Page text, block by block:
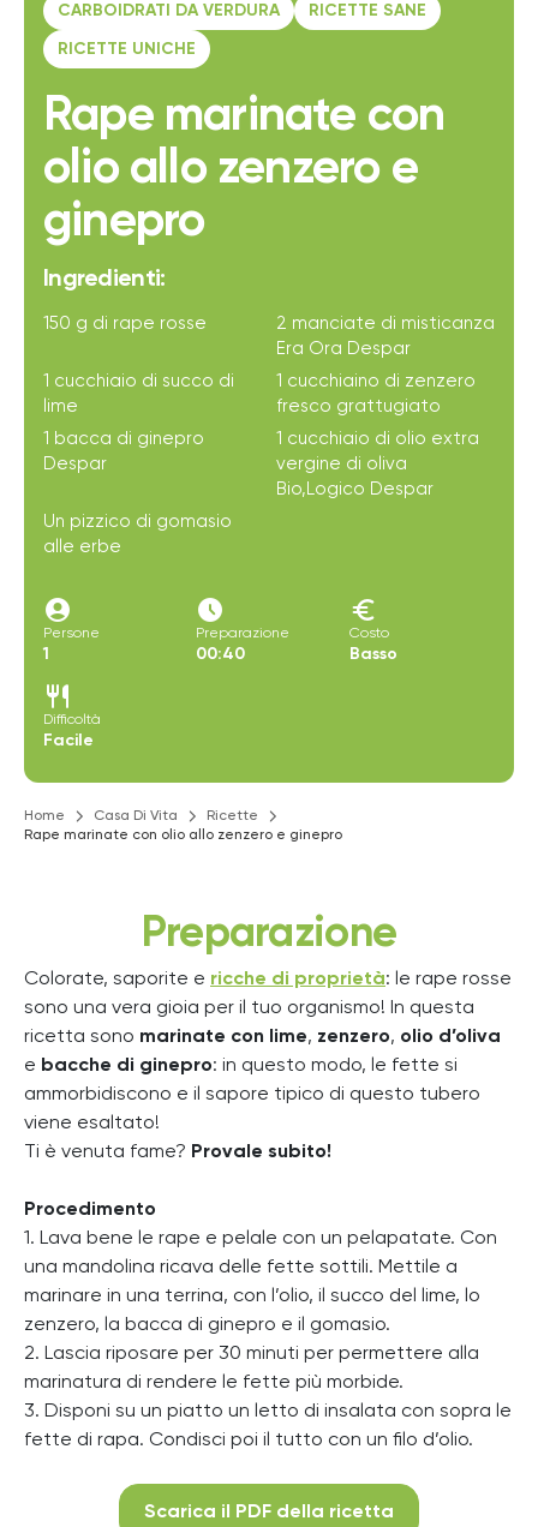
CARBOIDRATI DA VERDURA RICETTE SANE
RICETTE UNICHE
Rape marinate con
olio allo zenzero e
ginepro
Ingredienti:
150 g di rape rosse
2 manciate di misticanza
Era Ora Despar
1 cucchiaio di succo di
lime
1 cucchiaino di zenzero
fresco grattugiato
1 bacca di ginepro
Despar
1 cucchiaio di olio extra
vergine di oliva
Bio,Logico Despar
Un pizzico di gomasio
alle erbe
account_circle
Persone
1
access_time_filled
Preparazione
00:40
euro
Costo
Basso
restaurant
Difficoltà
Facile
Home Casa Di Vita
Ricette
Rape marinate con olio allo zenzero e ginepro
Preparazione
Colorate, saporite e ricche di proprietà: le rape rosse
sono una vera gioia per il tuo organismo! In questa
ricetta sono marinate con lime, zenzero, olio d’oliva
e bacche di ginepro: in questo modo, le fette si
ammorbidiscono e il sapore tipico di questo tubero
viene esaltato!
Ti è venuta fame? Provale subito!
Procedimento
1. Lava bene le rape e pelale con un pelapatate. Con
una mandolina ricava delle fette sottili. Mettile a
marinare in una terrina, con l’olio, il succo del lime, lo
zenzero, la bacca di ginepro e il gomasio.
2. Lascia riposare per 30 minuti per permettere alla
marinatura di rendere le fette più morbide.
3. Disponi su un piatto un letto di insalata con sopra le
fette di rapa. Condisci poi il tutto con un filo d’olio.
Scarica il PDF della ricetta